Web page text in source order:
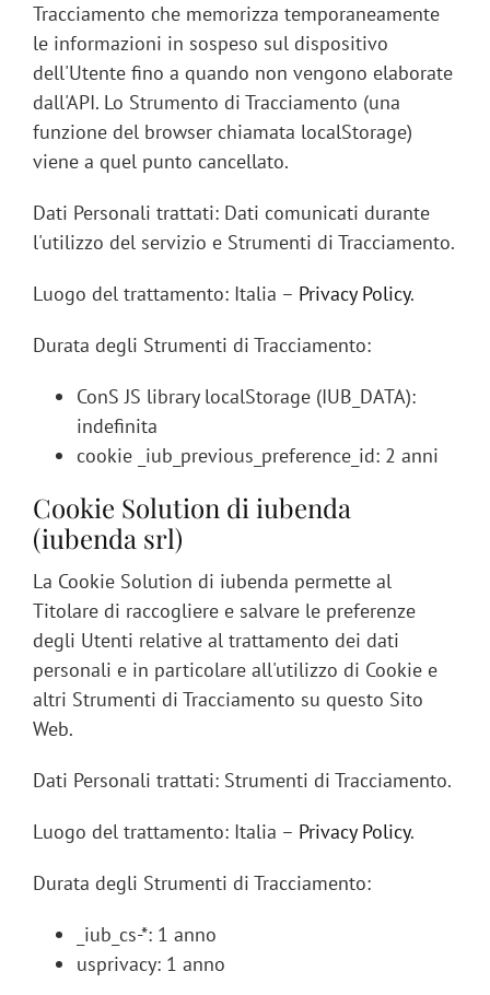
Tracciamento che memorizza temporaneamente
le informazioni in sospeso sul dispositivo
dell'Utente fino a quando non vengono elaborate
dall'API. Lo Strumento di Tracciamento (una
funzione del browser chiamata localStorage)
viene a quel punto cancellato.
Dati Personali trattati: Dati comunicati durante
l'utilizzo del servizio e Strumenti di Tracciamento.
Luogo del trattamento: Italia – Privacy Policy.
Durata degli Strumenti di Tracciamento:
ConS JS library localStorage (IUB_DATA):
indefinita
cookie _iub_previous_preference_id: 2 anni
Cookie Solution di iubenda
(iubenda srl)
La Cookie Solution di iubenda permette al
Titolare di raccogliere e salvare le preferenze
degli Utenti relative al trattamento dei dati
personali e in particolare all'utilizzo di Cookie e
altri Strumenti di Tracciamento su questo Sito
Web.
Dati Personali trattati: Strumenti di Tracciamento.
Luogo del trattamento: Italia – Privacy Policy.
Durata degli Strumenti di Tracciamento:
_iub_cs-*: 1 anno
usprivacy: 1 anno